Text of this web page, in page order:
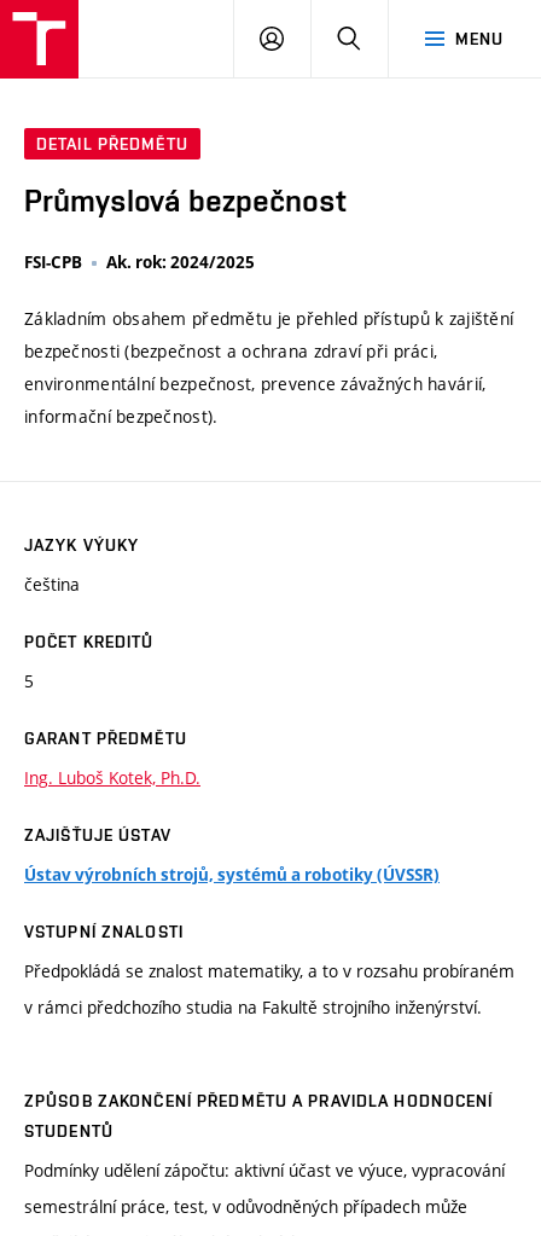
MENU
PŘIHLÁSIT
DETAIL PŘEDMĚTU
Průmyslová bezpečnost
FSI-CPB Ak. rok: 2024/2025
Základním obsahem předmětu je přehled přístupů k zajištění
bezpečnosti (bezpečnost a ochrana zdraví při práci,
environmentální bezpečnost, prevence závažných havárií,
informační bezpečnost).
JAZYK VÝUKY
čeština
POČET KREDITŮ
5
GARANT PŘEDMĚTU
Ing. Luboš Kotek, Ph.D.
ZAJIŠŤUJE ÚSTAV
Ústav výrobních strojů, systémů a robotiky (ÚVSSR)
VSTUPNÍ ZNALOSTI
Předpokládá se znalost matematiky, a to v rozsahu probíraném
v rámci předchozího studia na Fakultě strojního inženýrství.
ZPŮSOB ZAKONČENÍ PŘEDMĚTU A PRAVIDLA HODNOCENÍ
STUDENTŮ
Podmínky udělení zápočtu: aktivní účast ve výuce, vypracování
semestrální práce, test, v odůvodněných případech může